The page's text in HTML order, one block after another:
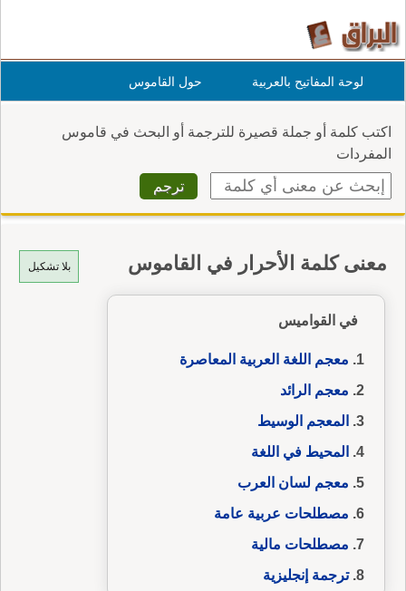
لوحة المفاتيح بالعربية حول القاموس
اكتب كلمة أو جملة قصيرة للترجمة أو البحث في قاموس
المفردات
بلا تشكيل معنى كلمة الأحرار في القاموس
في القواميس
معجم اللغة العربية المعاصرة
معجم الرائد
المعجم الوسيط
المحيط في اللغة
معجم لسان العرب
مصطلحات عربية عامة
مصطلحات مالية
ترجمة إنجليزية